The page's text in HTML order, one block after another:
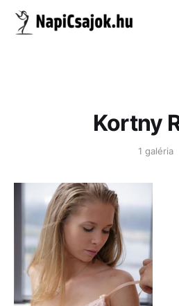
Kortny
1 galéria